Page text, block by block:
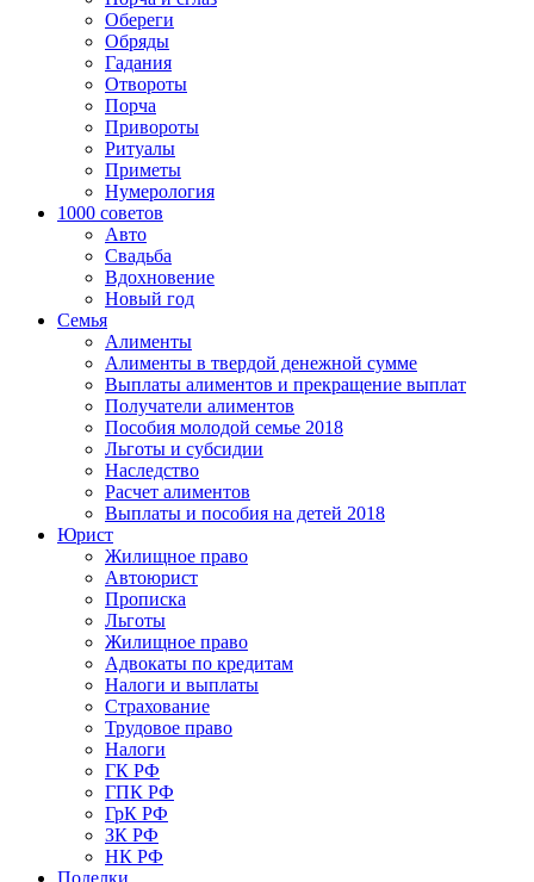
Обереги
Обряды
Гадания
Отвороты
Порча
Привороты
Ритуалы
Приметы
Нумерология
1000 советов
Авто
Свадьба
Вдохновение
Новый год
Семья
Алименты
Алименты в твердой денежной сумме
Выплаты алиментов и прекращение выплат
Получатели алиментов
Пособия молодой семье 2018
Льготы и субсидии
Наследство
Расчет алиментов
Выплаты и пособия на детей 2018
Юрист
Жилищное право
Автоюрист
Прописка
Льготы
Жилищное право
Адвокаты по кредитам
Налоги и выплаты
Страхование
Трудовое право
Налоги
ГК РФ
ГПК РФ
ГрК РФ
ЗК РФ
НК РФ
Поделки